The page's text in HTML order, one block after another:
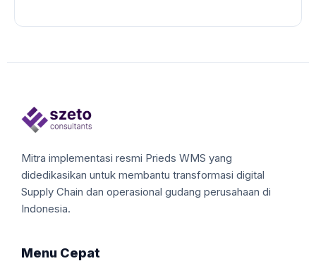
Mitra implementasi resmi Prieds WMS yang
didedikasikan untuk membantu transformasi digital
Supply Chain dan operasional gudang perusahaan di
Indonesia.
Menu Cepat